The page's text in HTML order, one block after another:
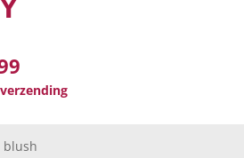
verzending
blush